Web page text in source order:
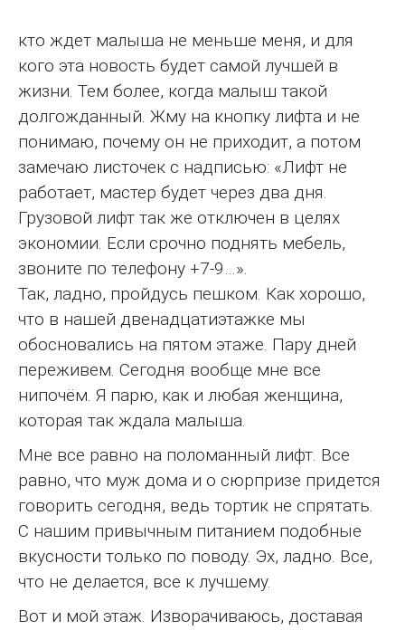
кто ждет малыша не меньше меня, и для
кого эта новость будет самой лучшей в
жизни. Тем более, когда малыш такой
долгожданный. Жму на кнопку лифта и не
понимаю, почему он не приходит, а потом
замечаю листочек с надписью: «Лифт не
работает, мастер будет через два дня.
Грузовой лифт так же отключен в целях
экономии. Если срочно поднять мебель,
звоните по телефону +7-9…».
Так, ладно, пройдусь пешком. Как хорошо,
что в нашей двенадцатиэтажке мы
обосновались на пятом этаже. Пару дней
переживем. Сегодня вообще мне все
нипочём. Я парю, как и любая женщина,
которая так ждала малыша.
Мне все равно на поломанный лифт. Все
равно, что муж дома и о сюрпризе придется
говорить сегодня, ведь тортик не спрятать.
С нашим привычным питанием подобные
вкусности только по поводу. Эх, ладно. Все,
что не делается, все к лучшему.
Вот и мой этаж. Изворачиваюсь, доставая